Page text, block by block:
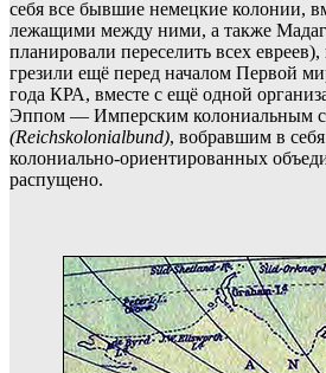
себя все бывшие немецкие колонии,
лежащими между ними, а также
планировали переселить всех
грезили ещё перед началом Первой
года КРА, вместе с ещё одной
Эппом — Имперским колониальным
(Reichskolonialbund), вобравшим в
колониально-ориентированных
распущено.